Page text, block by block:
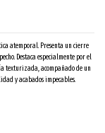
atemporal. Presenta un cierre
Destaca especialmente por el
texturizada, acompañado de un
y acabados impecables.